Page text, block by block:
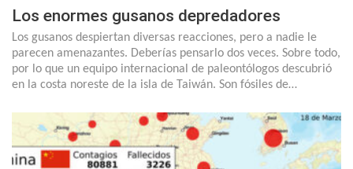
Los enormes gusanos depredadores
Los gusanos despiertan diversas reacciones, pero a nadie le
parecen amenazantes. Deberías pensarlo dos veces. Sobre todo,
por lo que un equipo internacional de paleontólogos descubrió
en la costa noreste de la isla de Taiwán. Son fósiles de…